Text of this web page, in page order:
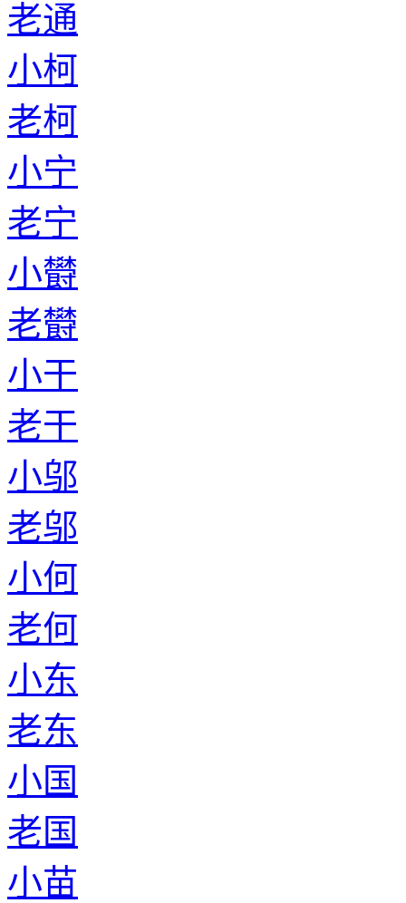
老通
小柯
老柯
小宁
老宁
小欎
老欎
小干
老干
小邬
老邬
小何
老何
小东
老东
小国
老国
小苗